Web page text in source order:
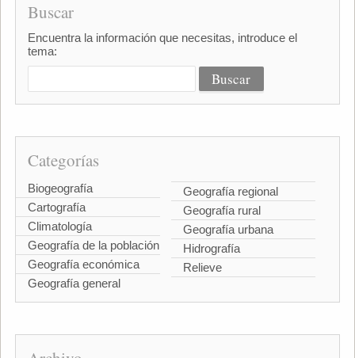
Buscar
Encuentra la información que necesitas, introduce el
tema:
Categorías
Biogeografía
Cartografía
Climatología
Geografía de la población
Geografía económica
Geografía general
Geografía regional
Geografía rural
Geografía urbana
Hidrografía
Relieve